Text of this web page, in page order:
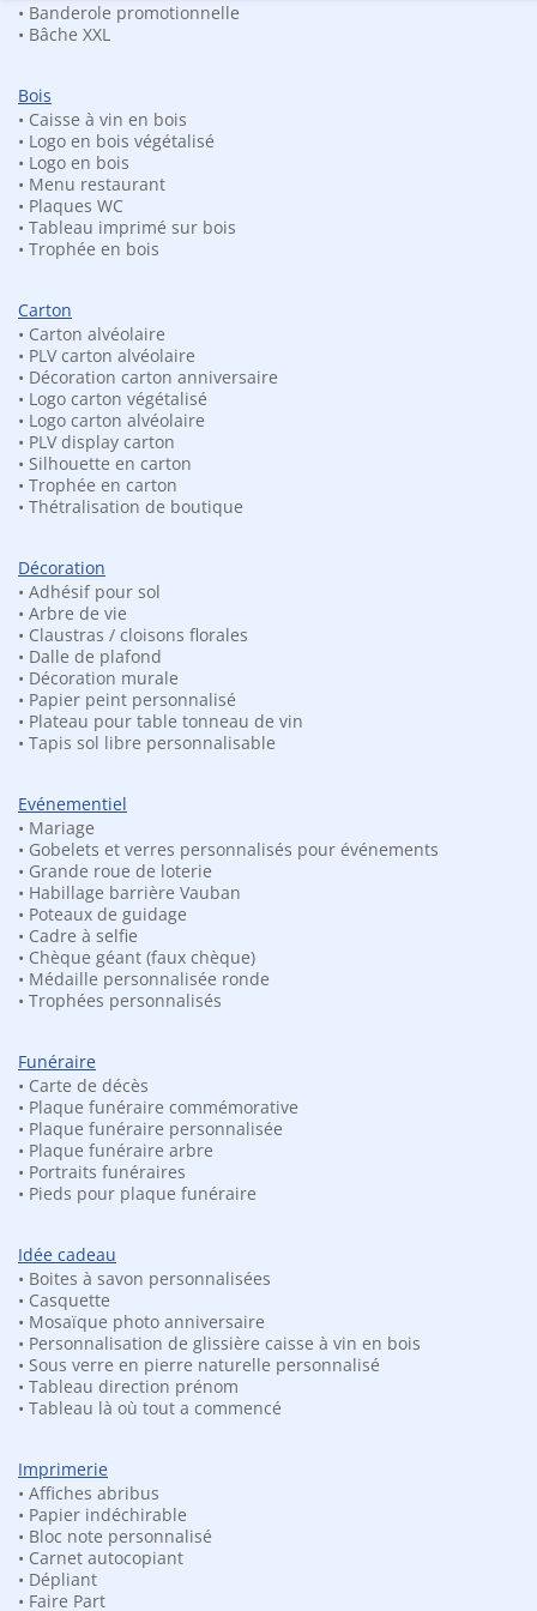
• Banderole promotionnelle
• Bâche XXL
Bois
• Caisse à vin en bois
• Logo en bois végétalisé
• Logo en bois
• Menu restaurant
• Plaques WC
• Tableau imprimé sur bois
• Trophée en bois
Carton
• Carton alvéolaire
• PLV carton alvéolaire
• Décoration carton anniversaire
• Logo carton végétalisé
• Logo carton alvéolaire
• PLV display carton
• Silhouette en carton
• Trophée en carton
• Thétralisation de boutique
Décoration
• Adhésif pour sol
• Arbre de vie
• Claustras / cloisons florales
• Dalle de plafond
• Décoration murale
• Papier peint personnalisé
• Plateau pour table tonneau de vin
• Tapis sol libre personnalisable
Evénementiel
• Mariage
• Gobelets et verres personnalisés pour événements
• Grande roue de loterie
• Habillage barrière Vauban
• Poteaux de guidage
• Cadre à selfie
• Chèque géant (faux chèque)
• Médaille personnalisée ronde
• Trophées personnalisés
Funéraire
• Carte de décès
• Plaque funéraire commémorative
• Plaque funéraire personnalisée
• Plaque funéraire arbre
• Portraits funéraires
• Pieds pour plaque funéraire
Idée cadeau
• Boites à savon personnalisées
• Casquette
• Mosaïque photo anniversaire
• Personnalisation de glissière caisse à vin en bois
• Sous verre en pierre naturelle personnalisé
• Tableau direction prénom
• Tableau là où tout a commencé
Imprimerie
• Affiches abribus
• Papier indéchirable
• Bloc note personnalisé
• Carnet autocopiant
• Dépliant
• Faire Part
qrcode
Jardin
MAGNETS
• Magnets Frigo
Fêtes /
Evenements
• Magnets Frigo
• Magnets Frigo
Animaux
• Magnets Frigo
Auto & Moto
• Magnets Frigo
Publicitaire
• Magnets Frigo
Sport
• Magnets Frigo
Restaurant
• Magnets Frigo
Imprimé &
Découpe
• Magnets Frigo
QR Code
• Magnet
photobooth
CONTACT
Vous êtes ici :
Accueil Hotel restaurant